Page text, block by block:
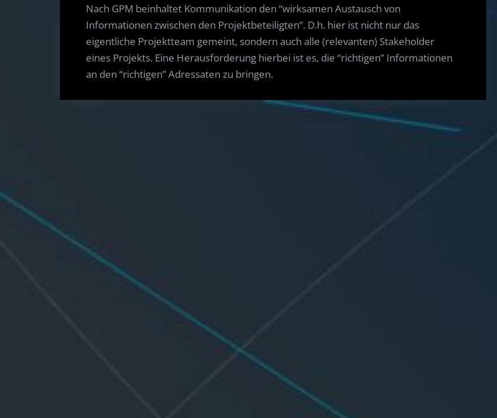
GPM
/
IPMA
Nach GPM beinhaltet Kommunikation den “wirksamen Austausch von
Informationen zwischen den Projektbeteiligten”. D.h. hier ist nicht nur das
eigentliche Projektteam gemeint, sondern auch alle (relevanten) Stakeholder
eines Projekts. Eine Herausforderung hierbei ist es, die “richtigen” Informationen
an den “richtigen” Adressaten zu bringen.